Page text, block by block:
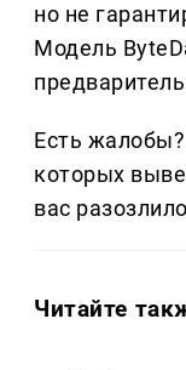
но не
Модель
Есть
которых
вас
Читайте